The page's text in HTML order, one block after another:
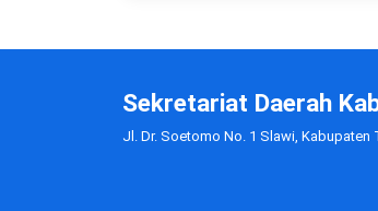
Sekretariat Daerah
Jl. Dr. Soetomo No. 1 Slawi,